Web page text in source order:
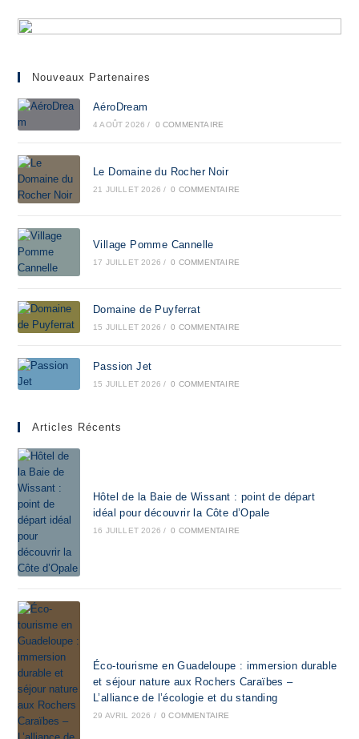
Nouveaux Partenaires
AéroDream
4 AOÛT 2026 / 0 COMMENTAIRE
Le Domaine du Rocher Noir
21 JUILLET 2026 / 0 COMMENTAIRE
Village Pomme Cannelle
17 JUILLET 2026 / 0 COMMENTAIRE
Domaine de Puyferrat
15 JUILLET 2026 / 0 COMMENTAIRE
Passion Jet
15 JUILLET 2026 / 0 COMMENTAIRE
Articles Récents
Hôtel de la Baie de Wissant : point de départ
idéal pour découvrir la Côte d’Opale
16 JUILLET 2026 / 0 COMMENTAIRE
Éco-tourisme en Guadeloupe : immersion durable
et séjour nature aux Rochers Caraïbes –
L’alliance de l’écologie et du standing
29 AVRIL 2026 / 0 COMMENTAIRE